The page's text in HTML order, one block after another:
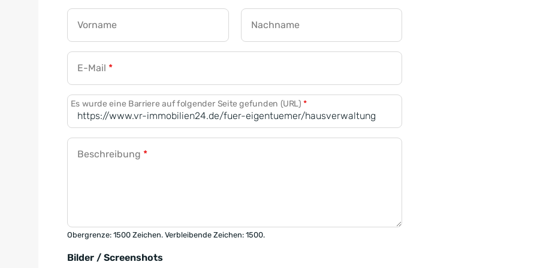
Vorname Nachname
E-Mail *
Es wurde eine Barriere auf folgender Seite gefunden (URL)*
Beschreibung *
Obergrenze: 1500 Zeichen. Verbleibende Zeichen: 1500.
Bilder / Screenshots